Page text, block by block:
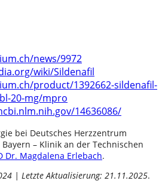
news/9972
wiki/Sildenafil
product/1392662-sildenafil-
20-mg/mpro
14636086/
bei Deutsches Herzzentrum
– Klinik an der Technischen
Dr. Magdalena Erlebach.
| Letzte Aktualisierung: 21.11.2025.